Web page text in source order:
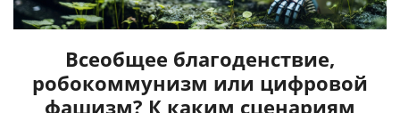
Всеобщее благоденствие,
робокоммунизм или цифровой
фашизм? К каким сценариям